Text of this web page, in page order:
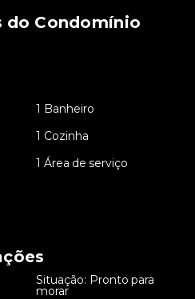
do Condomínio
1 Banheiro
1 Cozinha
1 Área de serviço
Situação: Pronto para
morar